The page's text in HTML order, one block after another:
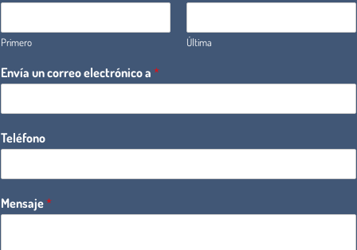
Primero Última
Envía un correo electrónico a *
Teléfono
Mensaje*